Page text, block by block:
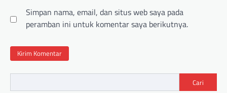
Simpan nama, email, dan situs web saya pada
peramban ini untuk komentar saya berikutnya.
Cari